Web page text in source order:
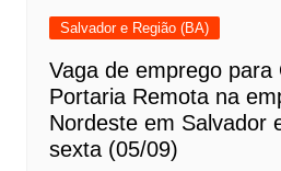
Salvador e Região (BA)
Vaga de emprego para
Portaria Remota na
Nordeste em Salvador
sexta (05/09)